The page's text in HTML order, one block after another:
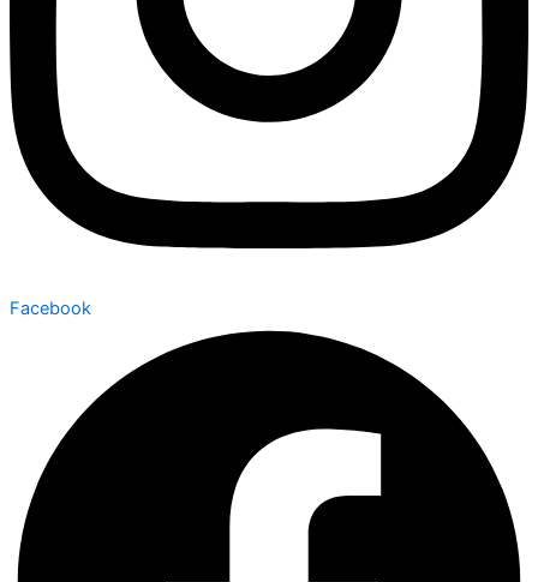
Facebook